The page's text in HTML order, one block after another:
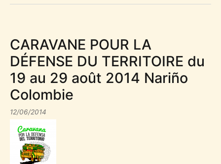
CARAVANE POUR LA
DÉFENSE DU TERRITOIRE du
19 au 29 août 2014 Nariño
Colombie
12/06/2014